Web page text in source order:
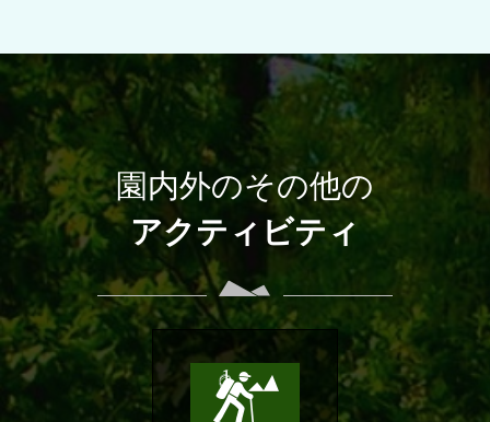
園内外のその他の
アクティビティ